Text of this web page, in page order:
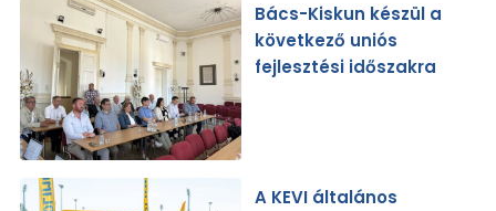
Bács-Kiskun készül a
következő uniós
fejlesztési időszakra
A KEVI általános